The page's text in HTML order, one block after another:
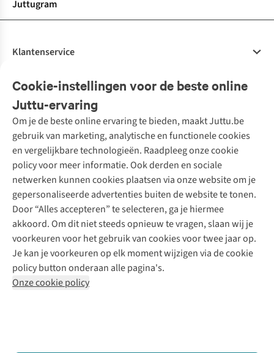
Juttugram
Cookie-instellingen voor de beste online
Juttu-ervaring
Om je de beste online ervaring te bieden, maakt Juttu.be
gebruik van marketing, analytische en functionele cookies
en vergelijkbare technologieën. Raadpleeg onze cookie
policy voor meer informatie. Ook derden en sociale
netwerken kunnen cookies plaatsen via onze website om je
gepersonaliseerde advertenties buiten de website te tonen.
Door “Alles accepteren” te selecteren, ga je hiermee
akkoord. Om dit niet steeds opnieuw te vragen, slaan wij je
voorkeuren voor het gebruik van cookies voor twee jaar op.
Je kan je voorkeuren op elk moment wijzigen via de cookie
policy button onderaan alle pagina's.
Onze cookie policy
Klantenservice
Bestellen
Betalen
10% studentenkorting
Klarna - achteraf betalen
Levering
Retourneren
Bestelling herroepen
Garantie
Contact
Onze diensten
Tweedehands - ReJUsed
Kledingatelier
Personal shopping
Textielbox
Events / workshops
Juttu
Over ons
Juttu Friends
Inspiratie
Werken bij Juttu
Onze winkels
De wereld van Juttu
Verantwoord ondernemen
Toegankelijkheidsverklaring
Merken
Nathalie Vleeschouwer
Selected dames
HKLiving
Dickies
Sessùn
Strom
O My Bag
Revolution
Meld je aan voor de nieuwsbrief
Follow us